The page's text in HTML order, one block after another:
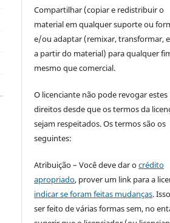
Compartilhar (copiar e redistribuir o
material em qualquer suporte ou
e/ou adaptar (remixar, transformar,
a partir do material) para qualquer
mesmo que comercial.
O licenciante não pode revogar estes
direitos desde que os termos da
sejam respeitados. Os termos são os
seguintes:
Atribuição – Você deve dar ocrédito
apropriado, prover um link para a
indicar se foram feitas mudanças.
ser feito de várias formas sem, no